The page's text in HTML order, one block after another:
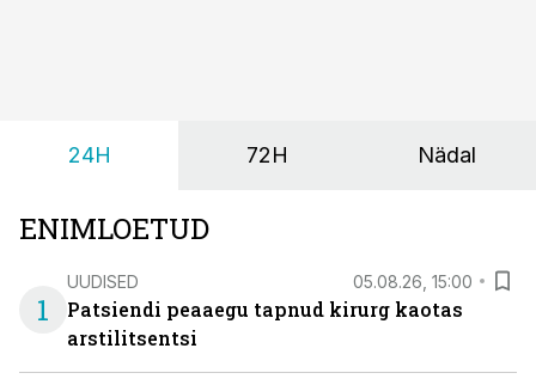
24H 72H Nädal
ENIMLOETUD
1
UUDISED 05.08.26, 15:00
Patsiendi peaaegu tapnud kirurg kaotas
arstilitsentsi